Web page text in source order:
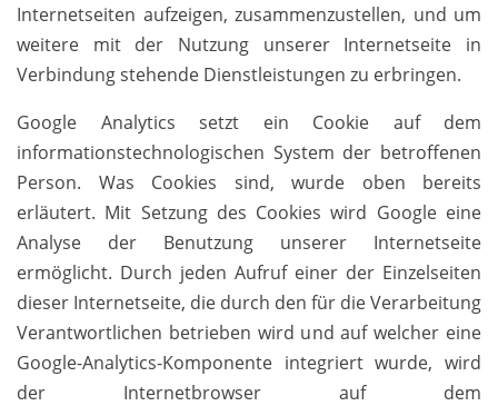
Internetseiten aufzeigen, zusammenzustellen, und um
weitere mit der Nutzung unserer Internetseite in
Verbindung stehende Dienstleistungen zu erbringen.
Google Analytics setzt ein Cookie auf dem
informationstechnologischen System der betroffenen
Person. Was Cookies sind, wurde oben bereits
erläutert. Mit Setzung des Cookies wird Google eine
Analyse der Benutzung unserer Internetseite
ermöglicht. Durch jeden Aufruf einer der Einzelseiten
dieser Internetseite, die durch den für die Verarbeitung
Verantwortlichen betrieben wird und auf welcher eine
Google-Analytics-Komponente integriert wurde, wird
der Internetbrowser auf dem